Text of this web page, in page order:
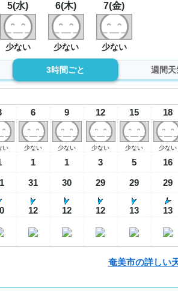
5(水)
少ない
6(木)
少ない
7(金)
少ない
3時間ごと 週間天
い
6
少ない
1
31
12
9
少ない
1
30
12
12
少ない
3
29
12
15
少ない
5
29
13
18
少ない
16
29
13
奄美市の詳しい